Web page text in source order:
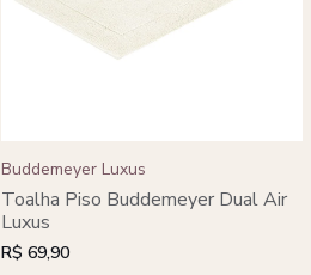
Buddemeyer Luxus
Toalha Piso Buddemeyer Dual Air
Luxus
R$ 69,90